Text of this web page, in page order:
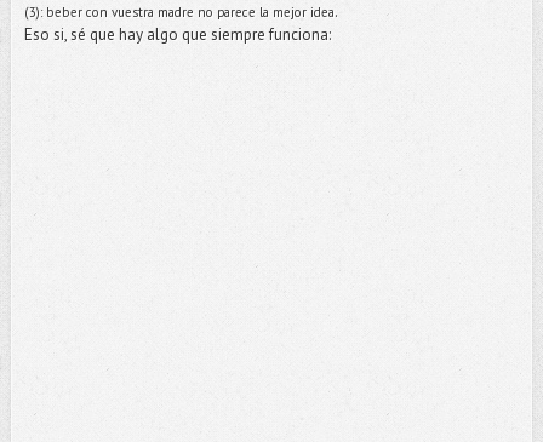
(3): beber con vuestra madre no parece la mejor idea.
Eso si, sé que hay algo que siempre funciona: